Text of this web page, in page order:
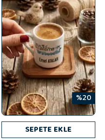
%20
SEPETE EKLE